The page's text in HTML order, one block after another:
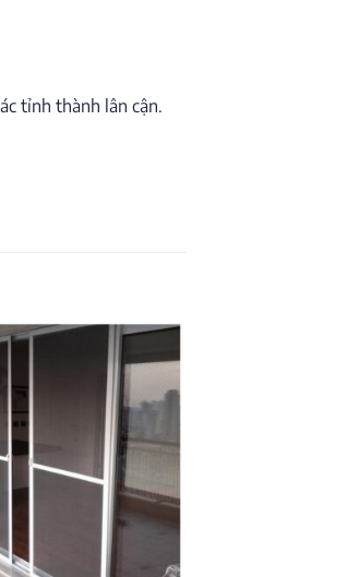
tỉnh thành lân cận.